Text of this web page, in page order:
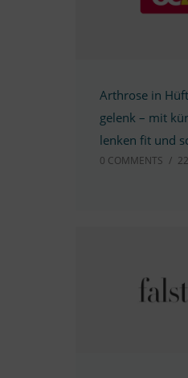
Ar­throse in
ge­lenk – mit
len­ken fit und
0 COMM­ENTS /